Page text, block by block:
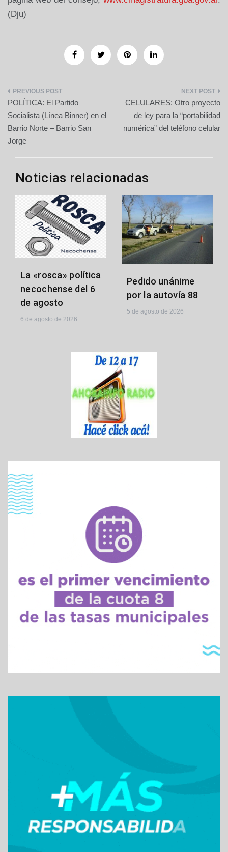
(Dju)
Navegación
de
entradas
POLÍTICA: El Partido
Socialista (Línea Binner) en el
Barrio Norte – Barrio San
Jorge
CELULARES: Otro proyecto
de ley para la “portabilidad
numérica” del teléfono celular
Noticias relacionadas
La «rosca» política
necochense del 6
de agosto
6 de agosto de 2026
Pedido unánime
por la autovía 88
5 de agosto de 2026